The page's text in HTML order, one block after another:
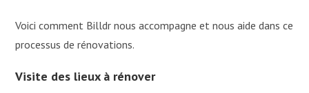
Voici comment Billdr nous accompagne et nous aide dans ce
processus de rénovations.
Visite des lieux à rénover